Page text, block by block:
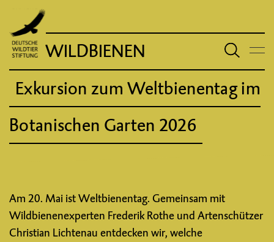
WILDBIENEN
Exkursion zum Weltbienentag im
Botanischen Garten 2026
Am 20. Mai ist Weltbienentag. Gemeinsam mit
Wildbienenexperten Frederik Rothe und Artenschützer
Christian Lichtenau entdecken wir, welche